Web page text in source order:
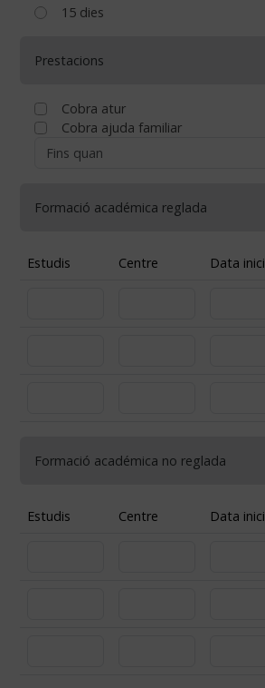
15 dies
Prestacions
Cobra atur
Cobra ajuda familiar
Formació académica reglada
Estudis Centre Data inici
Formació académica no reglada
Estudis Centre Data inici